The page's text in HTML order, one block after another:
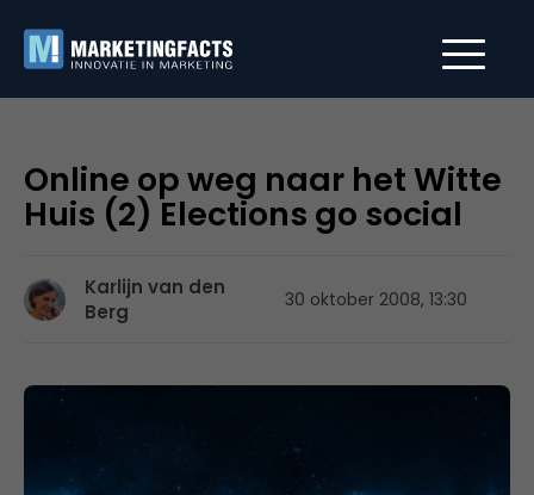
Online op weg naar het Witte
Huis (2) Elections go social
Karlijn van den
Berg
30 oktober 2008, 13:30